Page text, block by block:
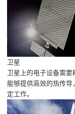
卫星
卫星上的电子设备需
能够提供高效的热传
定工作。